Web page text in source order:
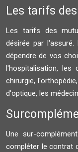
Les tarifs
Les tarifs des
désirée par
dépendre de vos
l'hospitalisation, les
chirurgie,
d'optique, les
Une sur-
compléter le contrat